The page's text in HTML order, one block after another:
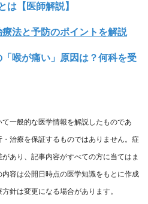
は【医師解説】
法と予防のポイントを解説
喉が痛い」原因は？何科を受
一般的な医学情報を解説したものであ
治療を保証するものではありません。症
あり、記事内容がすべての方に当てはま
容は公開日時点の医学知識をもとに作成
針は変更になる場合があります。